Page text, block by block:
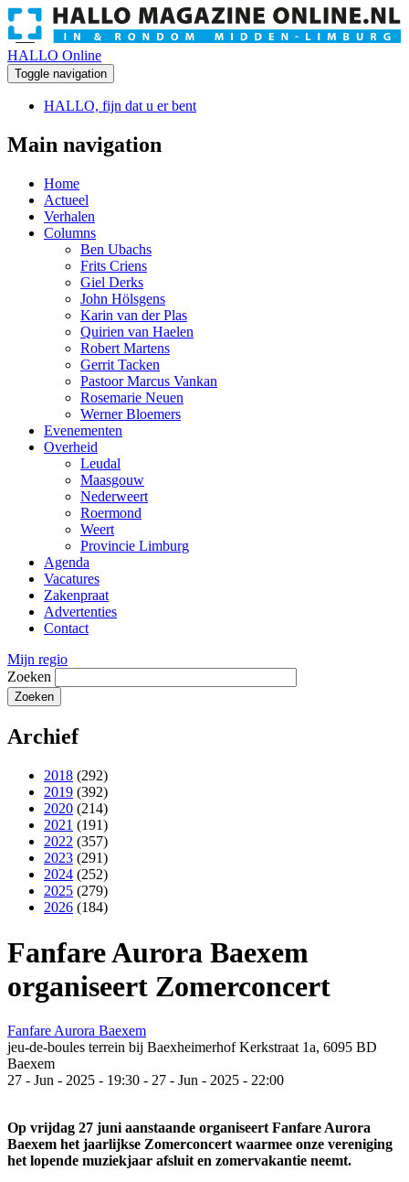
HALLO Online
Toggle navigation
HALLO, fijn dat u er bent
Main navigation
Home
Actueel
Verhalen
Columns
Ben Ubachs
Frits Criens
Giel Derks
John Hölsgens
Karin van der Plas
Quirien van Haelen
Robert Martens
Gerrit Tacken
Pastoor Marcus Vankan
Rosemarie Neuen
Werner Bloemers
Evenementen
Overheid
Leudal
Maasgouw
Nederweert
Roermond
Weert
Provincie Limburg
Agenda
Vacatures
Zakenpraat
Advertenties
Contact
Mijn regio
Zoeken
Archief
2018 (292)
2019 (392)
2020 (214)
2021 (191)
2022 (357)
2023 (291)
2024 (252)
2025 (279)
2026 (184)
Fanfare Aurora Baexem
organiseert Zomerconcert
Fanfare Aurora Baexem
jeu-de-boules terrein bij Baexheimerhof Kerkstraat 1a, 6095 BD
Baexem
27 - Jun - 2025 - 19:30 - 27 - Jun - 2025 - 22:00
Op vrijdag 27 juni aanstaande organiseert Fanfare Aurora
Baexem het jaarlijkse Zomerconcert waarmee onze vereniging
het lopende muziekjaar afsluit en zomervakantie neemt.